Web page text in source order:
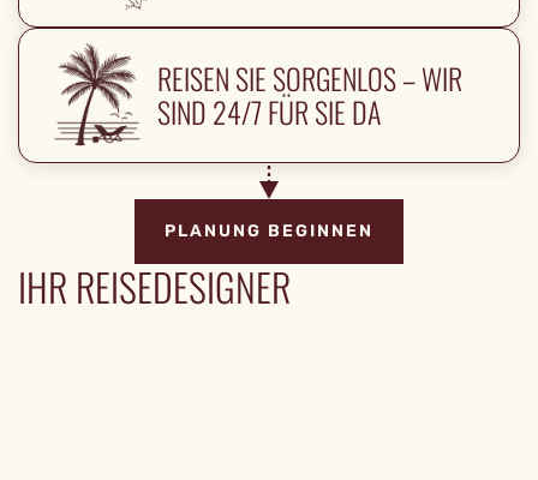
REISEN SIE SORGENLOS – WIR
SIND 24/7 FÜR SIE DA
PLANUNG BEGINNEN
IHR REISEDESIGNER